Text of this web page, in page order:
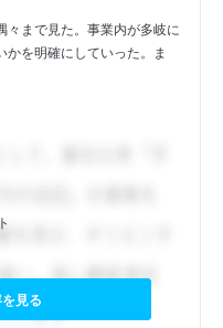
々まで見た。事業内が多岐に
を明確にしていった。ま
見る